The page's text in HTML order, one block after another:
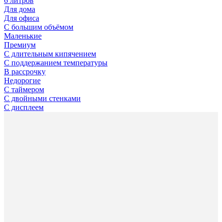
Для дома
Для офиса
С большим объёмом
Маленькие
Премиум
С длительным кипячением
С поддержанием температуры
В рассрочку
Недорогие
С таймером
С двойными стенками
С дисплеем